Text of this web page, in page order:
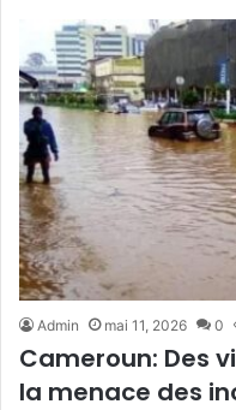
Admin mai 11, 2026 0
Cameroun: Des
la menace des